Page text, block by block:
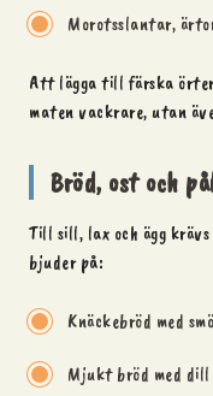
Morotsslantar,
Att lägga till färska
maten vackrare, utan
Bröd, ost och
Till sill, lax och ägg
bjuder på:
Knäckebröd med
Mjukt bröd med